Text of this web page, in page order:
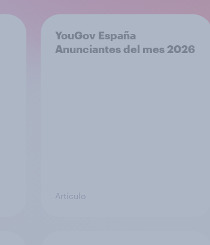
YouGov España
Anunciantes del mes 2026
Artículo